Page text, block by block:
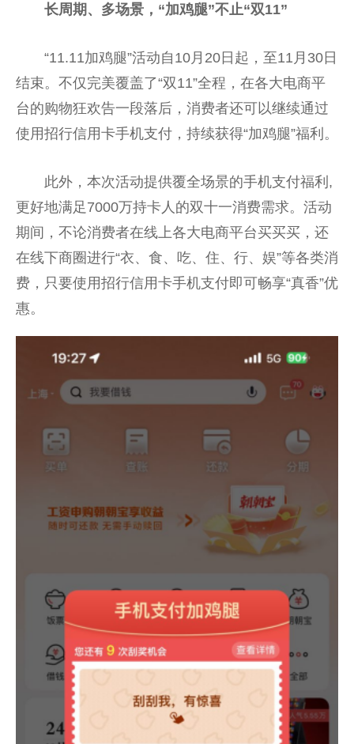
长周期、多场景，“加鸡腿”不止“双11”
“11.11加鸡腿”活动自10月20日起，至11月30日
结束。不仅完美覆盖了“双11”全程，在各大电商平
台的购物狂欢告一段落后，消费者还可以继续通过
使用招行信用卡手机支付，持续获得“加鸡腿”福利。
此外，本次活动提供覆全场景的手机支付福利,
更好地满足7000万持卡人的双十一消费需求。活动
期间，不论消费者在线上各大电商平台买买买，还
在线下商圈进行“衣、食、吃、住、行、娱”等各类消
费，只要使用招行信用卡手机支付即可畅享“真香”优
惠。